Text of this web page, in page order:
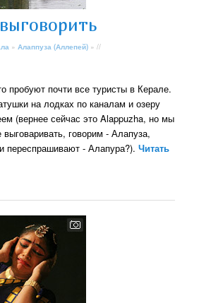
»Алаппуза (Аллепей) » //
пробуют почти все туристы в Керале.
на лодках по каналам и озеру
(вернее сейчас это Alappuzha, но мы
говорим - Алапуза,
переспрашивают - Алапура?).Читать